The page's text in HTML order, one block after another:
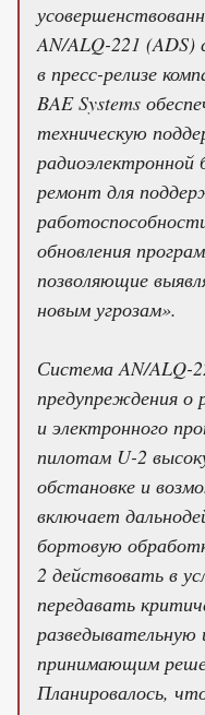
AN/ALQ-221 (ADS)
в пресс-релизе
BAE Systems
техническую
ремонт для
обновления
позволяющие
новым угрозам».
Система AN/ALQ-
предупреждения о
и электронного
пилотам U-2
обстановке и
включает
бортовую
2 действовать в
передавать
принимающим
Планировалось,